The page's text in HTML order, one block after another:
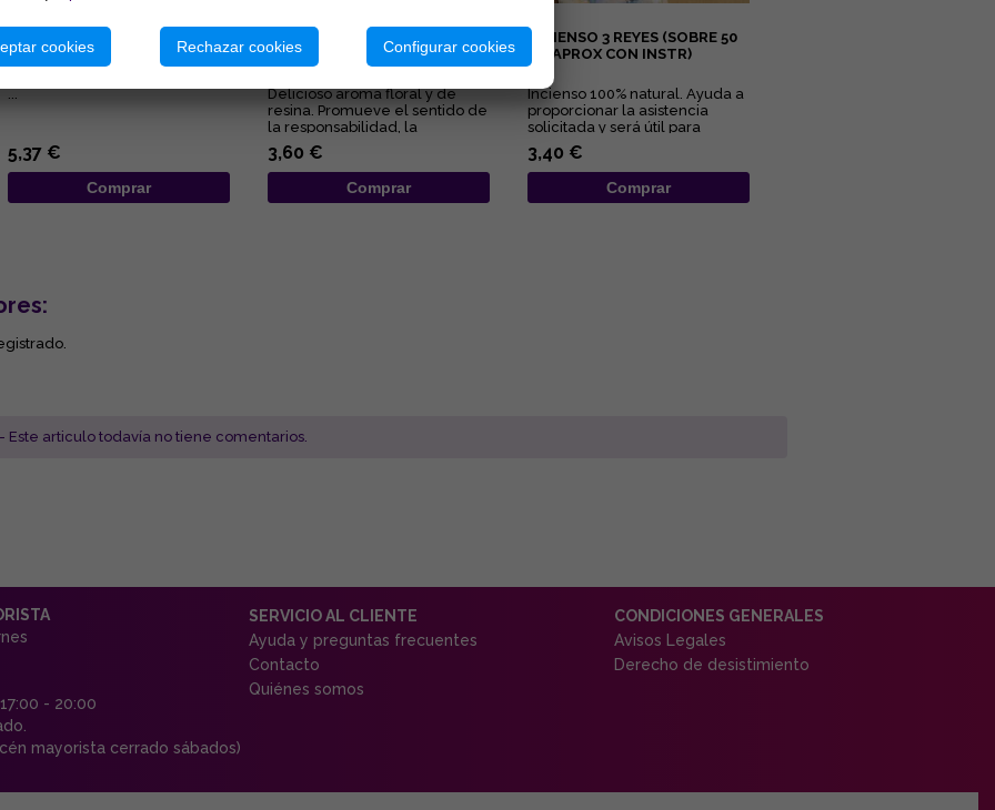
INCIENSO TAROT DE
MARSELLA (Nag Champa y
Olíbano)
...
5,37 €
Comprar
INCIENSO ESTORAQUE
(SOBRE 50 GR APROX CON
INSTR)
Delicioso aroma floral y de
resina. Promueve el sentido de
la responsabilidad, la
perseverancia y la lealtad. ...
3,60 €
Comprar
INCIENSO 3 REYES (SOBRE 50
GR APROX CON INSTR)
Incienso 100% natural. Ayuda a
proporcionar la asistencia
solicitada y será útil para
resolver sus problemas e...
3,40 €
Comprar
- Este articulo todavía no tiene comentarios.
- 20:00
mayorista cerrado sábados)
SERVICIO AL CLIENTE
Ayuda y preguntas frecuentes
Contacto
Quiénes somos
CONDICIONES GENERALES
Avisos Legales
Derecho de desistimiento
cookies Rechazar cookies Configurar cookies